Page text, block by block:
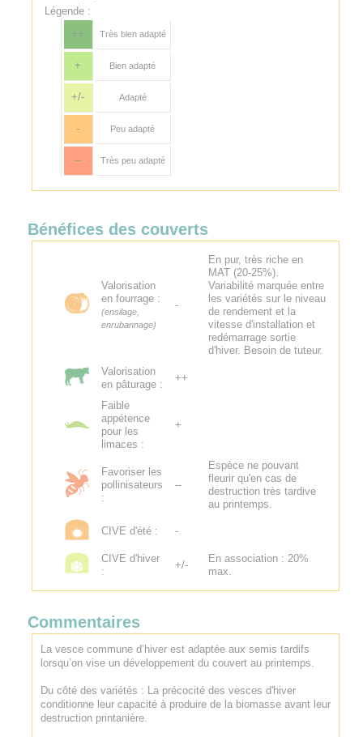
Légende :
++
Très bien adapté
+ Bien adapté
+/- Adapté
- Peu adapté
-- Très peu adapté
Bénéfices des couverts
Valorisation
en fourrage :
(ensilage,
enrubannage)
-
En pur, très riche en
MAT (20-25%).
Variabilité marquée entre
les variétés sur le niveau
de rendement et la
vitesse d'installation et
redémarrage sortie
d'hiver. Besoin de tuteur.
Valorisation
en pâturage :
++
Faible
appétence
pour les
limaces :
+
Favoriser les
pollinisateurs
:
--
Espèce ne pouvant
fleurir qu'en cas de
destruction très tardive
au printemps.
CIVE d'été : -
CIVE d'hiver
:
+/-
En association : 20%
max.
Commentaires
La vesce commune d’hiver est adaptée aux semis tardifs
lorsqu’on vise un développement du couvert au printemps.
Du côté des variétés : La précocité des vesces d'hiver
conditionne leur capacité à produire de la biomasse avant leur
destruction printanière.